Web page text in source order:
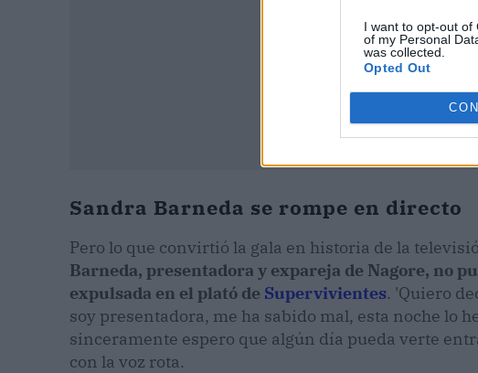
I want to opt-out of
of my Personal
was collected.
Opted Out
Sandra Barneda se rompe en directo
Pero lo que convirtió la gala en historia de la
Barneda, presentadora y expareja de Nagore, no
expulsada en el plató de Supervivientes. 'Quiero
soy presentadora, me ha sabido mal, esta noche lo
sinceramente espero que algún día pueda verte
con la voz rota.